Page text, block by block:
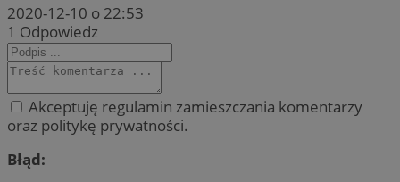
2020-12-10 o 22:53
1 Odpowiedz
Akceptuję regulamin zamieszczania komentarzy
oraz politykę prywatności.
Błąd: